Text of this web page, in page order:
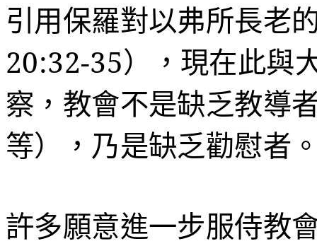
引用保羅對以弗所長老
20:32-35），現在此與
察，教會不是缺乏教導
等），乃是缺乏勸慰者
許多願意進一步服侍教